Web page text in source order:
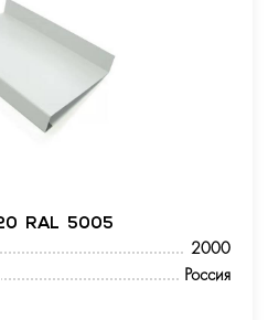
RAL 5005
2000
Россия